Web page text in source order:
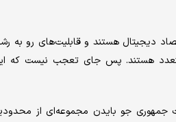
دیجیتال هستند و قابلیت‌های رو
هستند. پس جای تعجب نیست که
جمهوری جو بایدن مجموعه‌ای از